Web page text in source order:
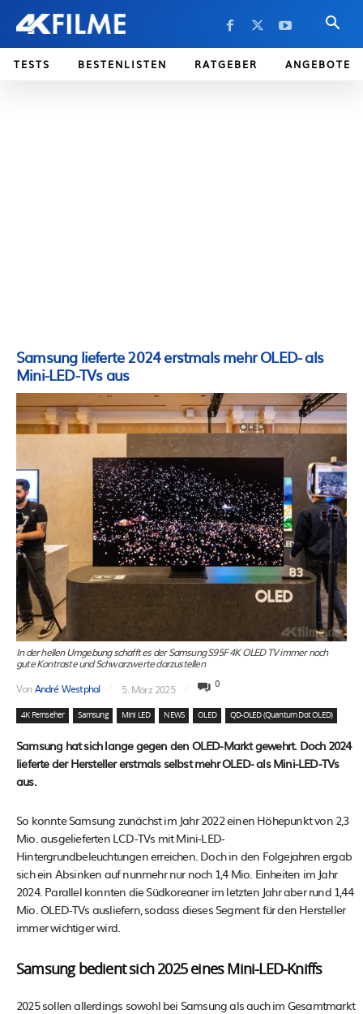
TESTS BESTENLISTEN RATGEBER ANGEBOTE
Samsung lieferte 2024 erstmals mehr OLED- als
Mini-LED-TVs aus
In der hellen Umgebung schafft es der Samsung S95F 4K OLED TV immer noch
gute Kontraste und Schwarzwerte darzustellen
VonAndré Westphal 5. März 2025 0
4K Fernseher Samsung Mini LED NEWS OLED QD-OLED (Quantum Dot OLED)
Samsung hat sich lange gegen den OLED-Markt gewehrt. Doch 2024
lieferte der Hersteller erstmals selbst mehr OLED- als Mini-LED-TVs
aus.
So konnte Samsung zunächst im Jahr 2022 einen Höhepunkt von 2,3
Mio. ausgelieferten LCD-TVs mit Mini-LED-
Hintergrundbeleuchtungen erreichen. Doch in den Folgejahren ergab
sich ein Absinken auf nunmehr nur noch 1,4 Mio. Einheiten im Jahr
2024. Parallel konnten die Südkoreaner im letzten Jahr aber rund 1,44
Mio. OLED-TVs ausliefern, sodass dieses Segment für den Hersteller
immer wichtiger wird.
Samsung bedient sich 2025 eines Mini-LED-Kniffs
2025 sollen allerdings sowohl bei Samsung als auch im Gesamtmarkt